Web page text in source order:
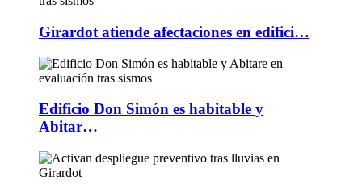
Girardot atiende afectaciones en edifici…
Edificio Don Simón es habitable y
Abitar…